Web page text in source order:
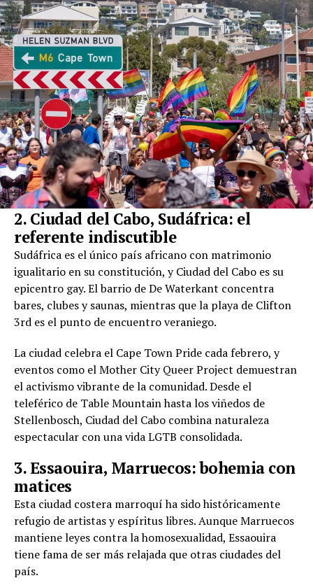
2. Ciudad del Cabo, Sudáfrica: el
referente indiscutible
Sudáfrica es el único país africano con matrimonio
igualitario en su constitución, y Ciudad del Cabo es su
epicentro gay. El barrio de De Waterkant concentra
bares, clubes y saunas, mientras que la playa de Clifton
3rd es el punto de encuentro veraniego.
La ciudad celebra el Cape Town Pride cada febrero, y
eventos como el Mother City Queer Project demuestran
el activismo vibrante de la comunidad. Desde el
teleférico de Table Mountain hasta los viñedos de
Stellenbosch, Ciudad del Cabo combina naturaleza
espectacular con una vida LGTB consolidada.
3. Essaouira, Marruecos: bohemia con
matices
Esta ciudad costera marroquí ha sido históricamente
refugio de artistas y espíritus libres. Aunque Marruecos
mantiene leyes contra la homosexualidad, Essaouira
tiene fama de ser más relajada que otras ciudades del
país.